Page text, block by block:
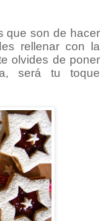
que son de hacer
rellenar con la
olvides de poner
será tu toque